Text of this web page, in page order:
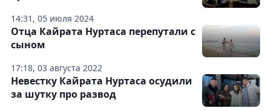
14:31, 05 июля 2024
17:18, 03 августа 2022
Отца Кайрата Нуртаса перепутали с
сыном
Невестку Кайрата Нуртаса осудили
за шутку про развод